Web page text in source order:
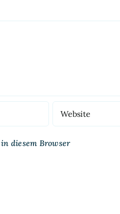
diesem Browser